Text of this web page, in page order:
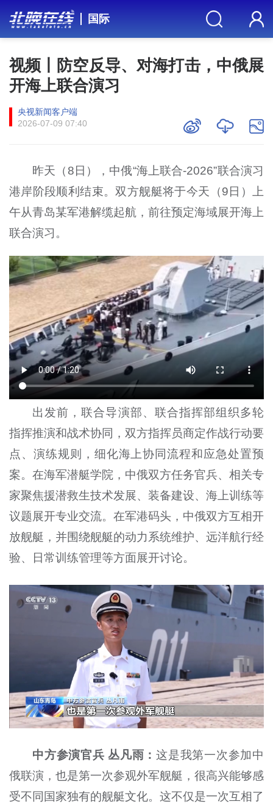
国际
视频丨防空反导、对海打击，中俄展
开海上联合演习
央视新闻客户端
2026-07-09 07:40
昨天（8日），中俄“海上联合-2026”联合演习
港岸阶段顺利结束。双方舰艇将于今天（9日）上
午从青岛某军港解缆起航，前往预定海域展开海上
联合演习。
出发前，联合导演部、联合指挥部组织多轮
指挥推演和战术协同，双方指挥员商定作战行动要
点、演练规则，细化海上协同流程和应急处置预
案。在海军潜艇学院，中俄双方任务官兵、相关专
家聚焦援潜救生技术发展、装备建设、海上训练等
议题展开专业交流。在军港码头，中俄双方互相开
放舰艇，并围绕舰艇的动力系统维护、远洋航行经
验、日常训练管理等方面展开讨论。
中方参演官兵 丛凡雨：这是我第一次参加中
俄联演，也是第一次参观外军舰艇，很高兴能够感
受不同国家独有的舰艇文化。这不仅是一次互相了